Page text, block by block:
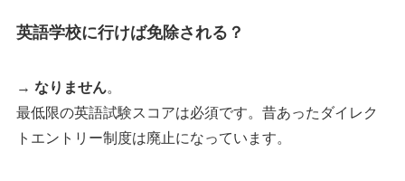
英語学校に行けば免除される？
→ なりません。
最低限の英語試験スコアは必須です。昔あったダイレク
トエントリー制度は廃止になっています。